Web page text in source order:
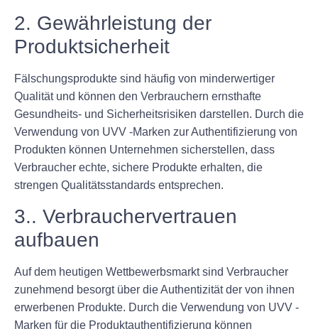
2. Gewährleistung der
Produktsicherheit
Fälschungsprodukte sind häufig von minderwertiger
Qualität und können den Verbrauchern ernsthafte
Gesundheits- und Sicherheitsrisiken darstellen. Durch die
Verwendung von UVV -Marken zur Authentifizierung von
Produkten können Unternehmen sicherstellen, dass
Verbraucher echte, sichere Produkte erhalten, die
strengen Qualitätsstandards entsprechen.
3.. Verbrauchervertrauen
aufbauen
Auf dem heutigen Wettbewerbsmarkt sind Verbraucher
zunehmend besorgt über die Authentizität der von ihnen
erwerbenen Produkte. Durch die Verwendung von UVV -
Marken für die Produktauthentifizierung können